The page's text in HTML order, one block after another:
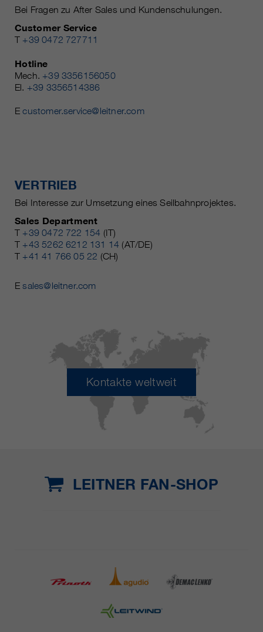
Bei Fragen zu After Sales und Kundenschulungen.
Customer Service
T +39 0472 727711
Hotline
Mech. +39 3356156050
El. +39 3356514386
Ecustomer.service@leitner.com
VERTRIEB
Bei Interesse zur Umsetzung eines Seilbahnprojektes.
Sales Department
T +39 0472 722 154 (IT)
T +43 5262 6212 131 14 (AT/DE)
T +41 41 766 05 22 (CH)
Esales@leitner.com
Kontakte weltweit
LEITNER FAN-SHOP